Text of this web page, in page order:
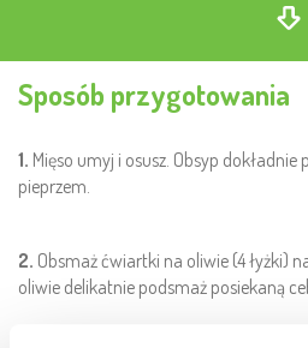
Sposób przygotowania
1. Mięso umyj i osusz. Obsyp
pieprzem.
2. Obsmaż ćwiartki na oliwie (4 łyżki)
oliwie delikatnie podsmaż posiekaną